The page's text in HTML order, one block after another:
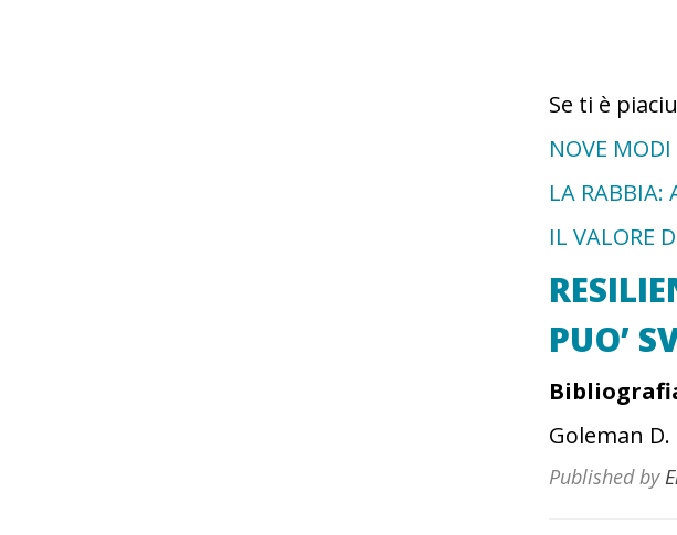
Se ti è
NOVE MODI
LA RABBIA:
IL VALORE
PUO’
Goleman D.
Published by